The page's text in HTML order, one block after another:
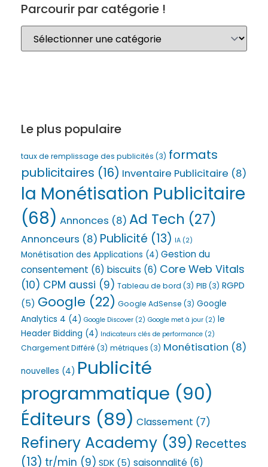
Parcourir par catégorie !
Le plus populaire
taux de remplissage des publicités (3) formats
publicitaires (16) Inventaire Publicitaire (8)
la Monétisation Publicitaire
(68) Annonces (8) Ad Tech (27)
Annonceurs (8) Publicité (13) IA (2)
Monétisation des Applications (4) Gestion du
consentement (6) biscuits (6) Core Web Vitals
(10) CPM aussi (9) Tableau de bord (3) PIB (3) RGPD
(5) Google (22) Google AdSense (3) Google
Analytics 4 (4) Google Discover (2) Google met à jour (2) le
Header Bidding (4) Indicateurs clés de performance (2)
Chargement Différé (3) métriques (3) Monétisation (8)
nouvelles (4) Publicité
programmatique (90)
Éditeurs (89) Classement (7)
Refinery Academy (39) Recettes
(13) tr/min (9) SDK (5) saisonnalité (6)